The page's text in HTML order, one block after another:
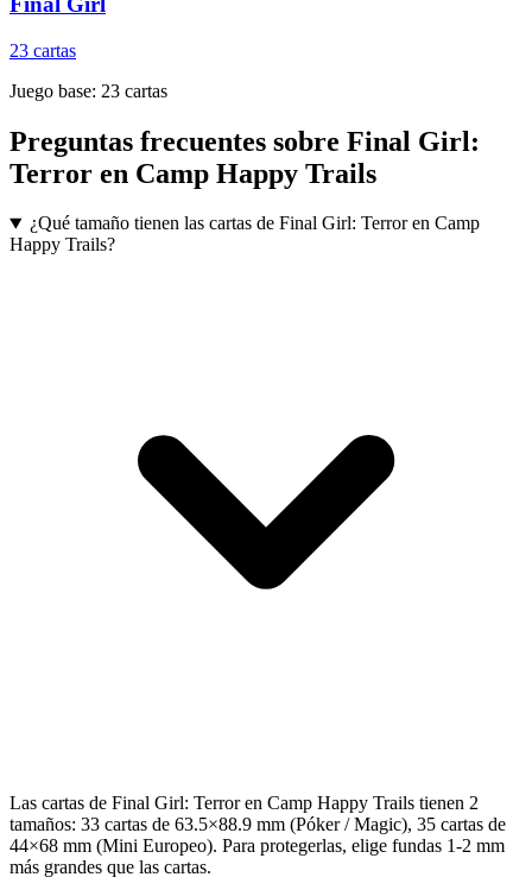
23 cartas
Juego base: 23 cartas
Preguntas frecuentes sobre Final Girl:
Terror en Camp Happy Trails
¿Qué tamaño tienen las cartas de Final Girl: Terror en Camp
Happy Trails?
Las cartas de Final Girl: Terror en Camp Happy Trails tienen 2
tamaños: 33 cartas de 63.5×88.9 mm (Póker / Magic), 35 cartas de
44×68 mm (Mini Europeo). Para protegerlas, elige fundas 1-2 mm
más grandes que las cartas.